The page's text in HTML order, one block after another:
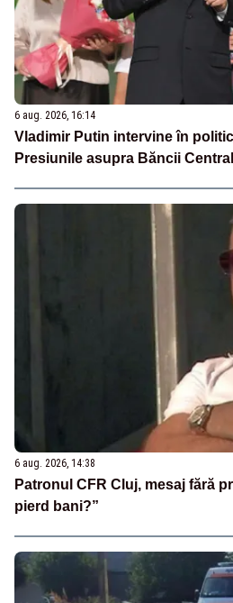
6 aug. 2026, 16:14
Vladimir Putin intervine în
Presiunile asupra Băncii
6 aug. 2026, 14:38
Patronul CFR Cluj, mesaj fără
pierd bani?”